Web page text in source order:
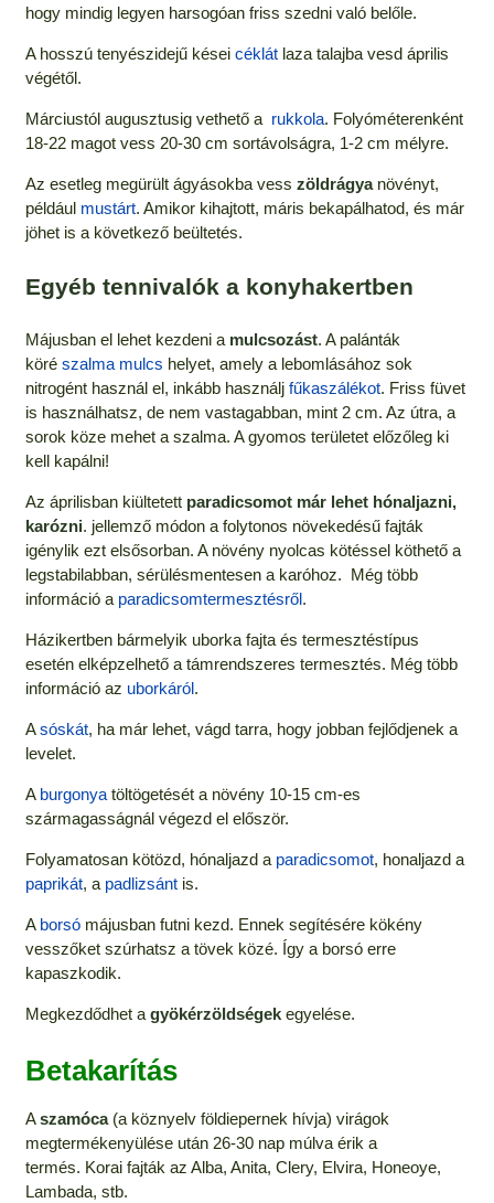
hogy mindig legyen harsogóan friss szedni való belőle.
A hosszú tenyészidejű kései céklátlaza talajba vesd április
végétől.
Márciustól augusztusig vethető a rukkola. Folyóméterenként
18-22 magot vess 20-30 cm sortávolságra, 1-2 cm mélyre.
Az esetleg megürült ágyásokba vess zöldrágyanövényt,
például mustárt. Amikor kihajtott, máris bekapálhatod, és már
jöhet is a következő beültetés.
Egyéb tennivalók a konyhakertben
Májusban el lehet kezdeni a mulcsozást. A palánták
köré szalma mulcs helyet, amely a lebomlásához sok
nitrogént használ el, inkább használj fűkaszálékot. Friss füvet
is használhatsz, de nem vastagabban, mint 2 cm. Az útra, a
sorok köze mehet a szalma. A gyomos területet előzőleg ki
kell kapálni!
Az áprilisban kiültetett paradicsomot már lehet hónaljazni,
karózni. jellemző módon a folytonos növekedésű fajták
igénylik ezt elsősorban. A növény nyolcas kötéssel köthető a
legstabilabban, sérülésmentesen a karóhoz. Még több
információ a paradicsomtermesztésről.
Házikertben bármelyik uborka fajta és termesztéstípus
esetén elképzelhető a támrendszeres termesztés. Még több
információ az uborkáról.
Asóskát, ha már lehet, vágd tarra, hogy jobban fejlődjenek a
levelet.
A burgonyatöltögetését a növény 10-15 cm-es
szármagasságnál végezd el először.
Folyamatosan kötözd, hónaljazd a paradicsomot, honaljazd a
paprikát, a padlizsántis.
A borsómájusban futni kezd. Ennek segítésére kökény
vesszőket szúrhatsz a tövek közé. Így a borsó erre
kapaszkodik.
Megkezdődhet a gyökérzöldségekegyelése.
Betakarítás
Aszamóca(a köznyelv földiepernek hívja) virágok
megtermékenyülése után 26-30 nap múlva érik a
termés. Korai fajták az Alba, Anita, Clery, Elvira, Honeoye,
Lambada, stb.